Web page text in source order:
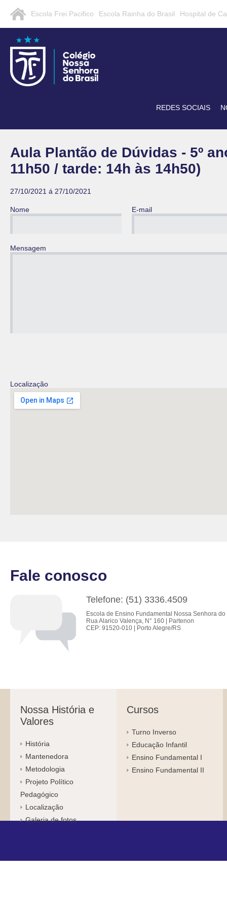
Escola Frei Pacifico Escola Rainha do Brasil Hospital de
REDES SOCIAIS
Aula Plantão de Dúvidas - 5º
11h50 / tarde: 14h às 14h50)
27/10/2021 á 27/10/2021
Nome E-mail
Mensagem
Localização
Fale conosco
Telefone: (51) 3336.4509
Escola de Ensino Fundamental Nossa Senhora do
Rua Alarico Valença, N° 160 | Partenon
CEP: 91520-010 | Porto Alegre/RS
Nossa História e
Valores
História
Mantenedora
Metodologia
Projeto Político
Pedagógico
Localização
Galeria de fotos
Cursos
Turno Inverso
Educação Infantil
Ensino Fundamental I
Ensino Fundamental II